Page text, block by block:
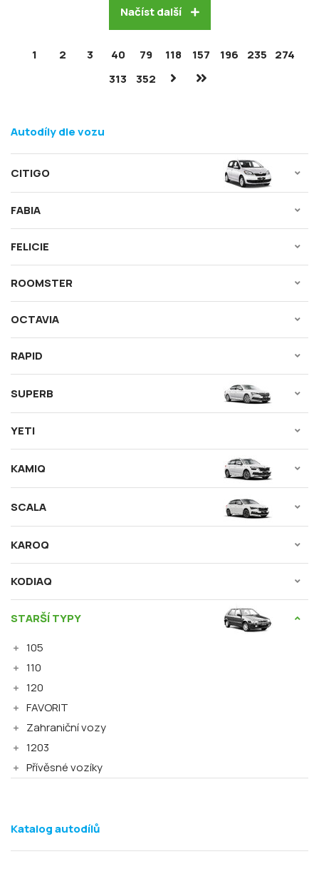
Načíst další
1 2 3 40 79 118 157 196 235
274
313
352
Autodíly dle vozu
CITIGO
FABIA
FELICIE
ROOMSTER
OCTAVIA
RAPID
SUPERB
YETI
KAMIQ
SCALA
KAROQ
KODIAQ
STARŠÍ TYPY
105
110
120
FAVORIT
Zahraniční vozy
1203
Přívěsné vozíky
Katalog autodílů